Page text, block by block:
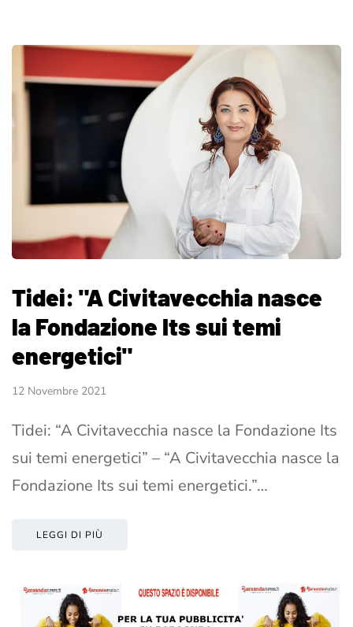
Tidei: "A Civitavecchia nasce
la Fondazione Its sui temi
energetici"
12 Novembre 2021
Tidei: “A Civitavecchia nasce la Fondazione Its
sui temi energetici” – “A Civitavecchia nasce la
Fondazione Its sui temi energetici.”…
LEGGI DI PIÙ